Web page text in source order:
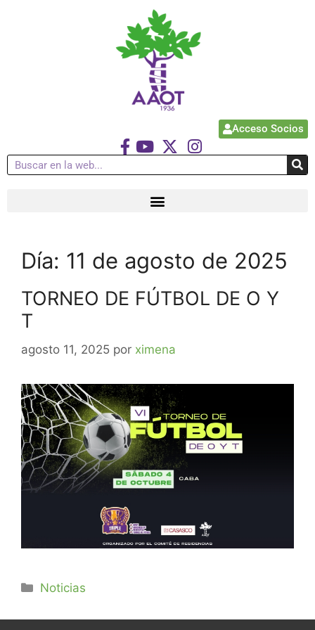
Acceso Socios
Día: 11 de agosto de 2025
TORNEO DE FÚTBOL DE O Y
T
agosto 11, 2025 por ximena
Noticias